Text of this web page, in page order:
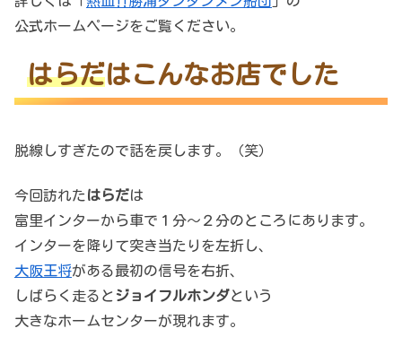
公式ホームページをご覧ください。
はらだはこんなお店でした
脱線しすぎたので話を戻します。（笑）
今回訪れた はらだは
富里インターから車で１分〜２分のところにあります。
インターを降りて突き当たりを左折し、
大阪王将がある最初の信号を右折、
しばらく走ると ジョイフルホンダという
大きなホームセンターが現れます。